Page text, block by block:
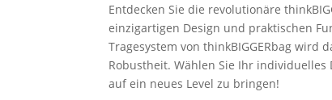
Entdecken Sie die revolutionäre
einzigartigen Design und praktischen
Tragesystem von thinkBIGGERbag wird
Robustheit. Wählen Sie Ihr
auf ein neues Level zu bringen!